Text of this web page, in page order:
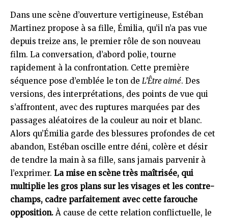
Dans une scène d’ouverture vertigineuse, Estéban
Martinez propose à sa fille, Émilia, qu’il n’a pas vue
depuis treize ans, le premier rôle de son nouveau
film. La conversation, d’abord polie, tourne
rapidement à la confrontation. Cette première
séquence pose d’emblée le ton de L’Être aimé. Des
versions, des interprétations, des points de vue qui
s’affrontent, avec des ruptures marquées par des
passages aléatoires de la couleur au noir et blanc.
Alors qu’Émilia garde des blessures profondes de cet
abandon, Estéban oscille entre déni, colère et désir
de tendre la main à sa fille, sans jamais parvenir à
l’exprimer. La mise en scène très maîtrisée, qui
multiplie les gros plans sur les visages et les contre-
champs, cadre parfaitement avec cette farouche
opposition. À cause de cette relation conflictuelle, le